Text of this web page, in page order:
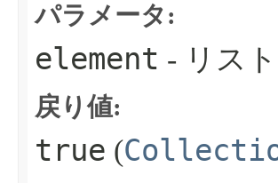
パラメータ:
element - リス
戻り値:
true (